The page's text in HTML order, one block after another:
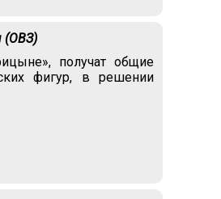
(ОВЗ)
получат общие
фигур, в решении